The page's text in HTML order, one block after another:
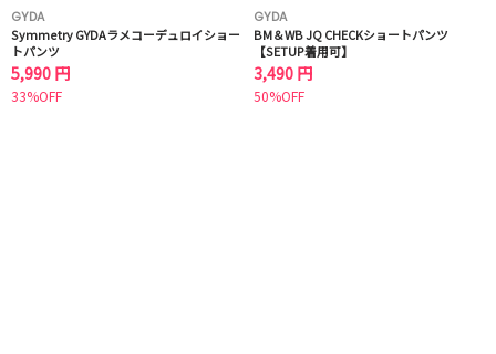
GYDA
Symmetry GYDAラメコーデュロイショー
トパンツ
5,990 円
33%OFF
GYDA
BM＆WB JQ CHECKショートパンツ
【SETUP着用可】
3,490 円
50%OFF